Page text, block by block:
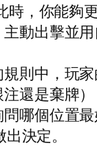
，你能夠
動出擊並用
則中，玩
還是棄牌
哪個位置
決定。